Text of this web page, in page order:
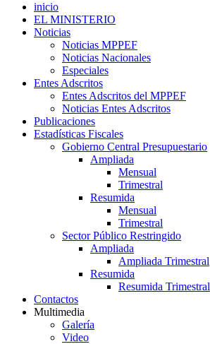
inicio
EL MINISTERIO
Noticias
Noticias MPPEF
Noticias Nacionales
Especiales
Entes Adscritos
Entes Adscritos del MPPEF
Noticias Entes Adscritos
Publicaciones
Estadísticas Fiscales
Gobierno Central Presupuestario
Ampliada
Mensual
Trimestral
Resumida
Mensual
Trimestral
Sector Público Restringido
Ampliada
Ampliada Trimestral
Resumida
Resumida Trimestral
Contactos
Multimedia
Galería
Video